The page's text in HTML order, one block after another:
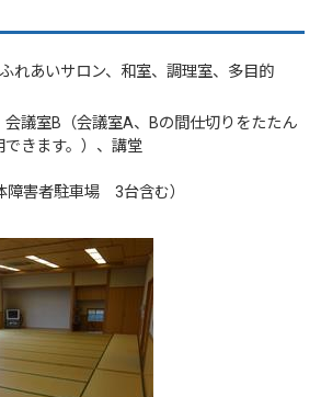
いサロン、和室、調理室、多目的
（会議室A、Bの間仕切りをたたん
きます。）、講堂
害者駐車場 3台含む）